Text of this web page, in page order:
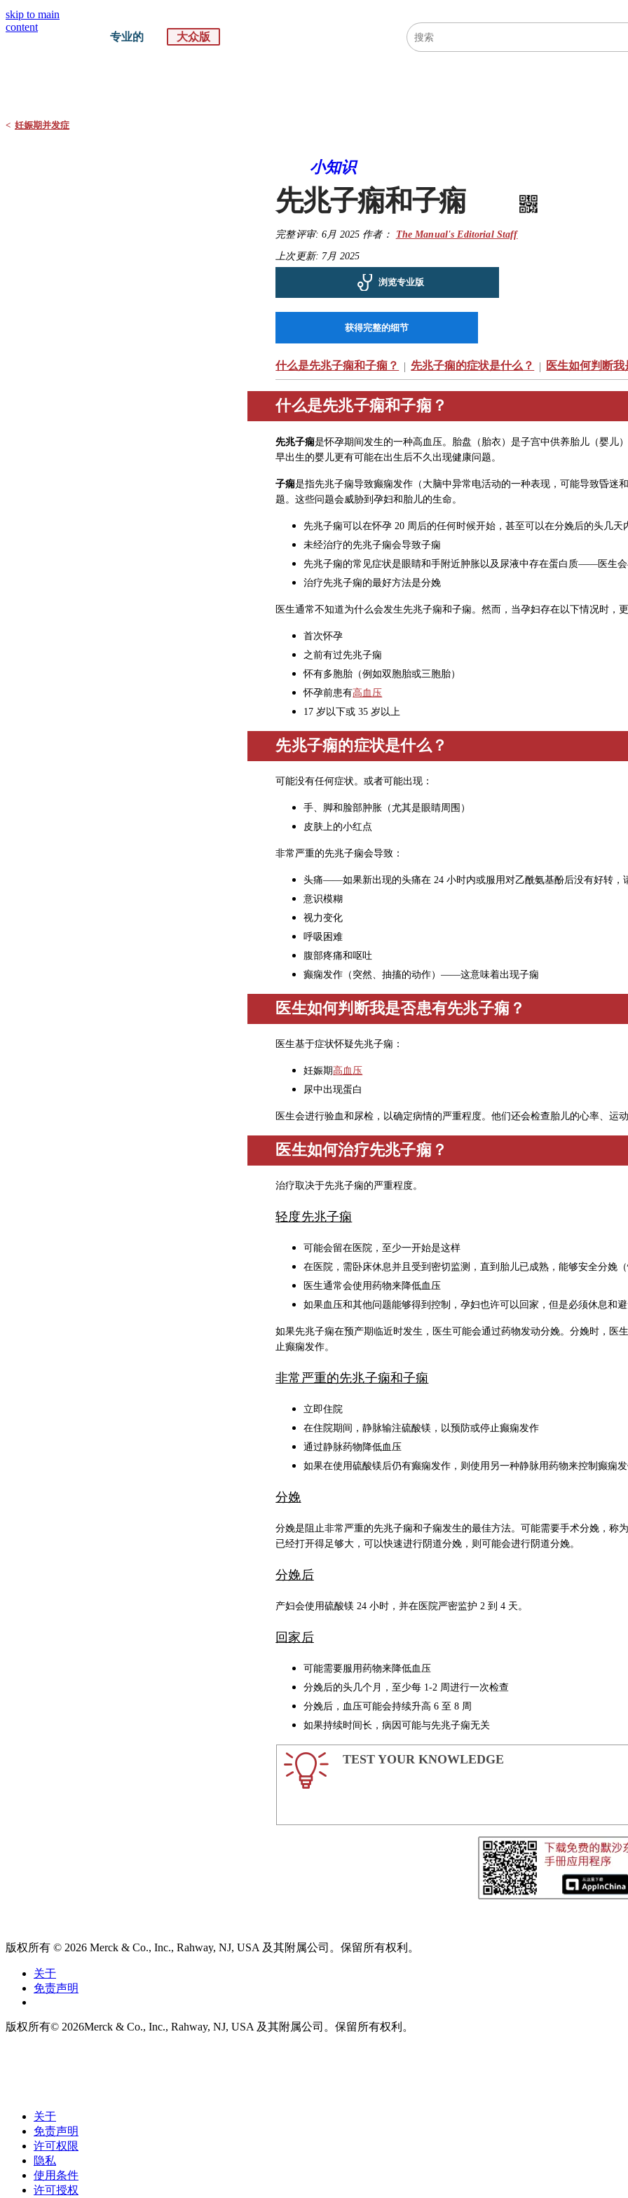
skip to main
content
专业的
大众版
< 妊娠期并发症
小知识
先兆子痫和子痫
完整评审: 6月 2025 作者： The Manual's Editorial Staff
上次更新: 7月 2025
浏览专业版
获得完整的细节
什么是先兆子痫和子痫？ | 先兆子痫的症状是什么？ | 医生如何判断
什么是先兆子痫和子痫？
先兆子痫是怀孕期间发生的一种高血压。胎盘（胎衣）是子宫中供养胎儿（婴儿
早出生的婴儿更有可能在出生后不久出现健康问题。
子痫是指先兆子痫导致癫痫发作（大脑中异常电活动的一种表现，可能导致昏迷
题。这些问题会威胁到孕妇和胎儿的生命。
先兆子痫可以在怀孕 20 周后的任何时候开始，甚至可以在分娩后的头几天
未经治疗的先兆子痫会导致子痫
先兆子痫的常见症状是眼睛和手附近肿胀以及尿液中存在蛋白质——医生
治疗先兆子痫的最好方法是分娩
医生通常不知道为什么会发生先兆子痫和子痫。然而，当孕妇存在以下情况时，
首次怀孕
之前有过先兆子痫
怀有多胞胎（例如双胞胎或三胞胎）
怀孕前患有高血压
17 岁以下或 35 岁以上
先兆子痫的症状是什么？
可能没有任何症状。或者可能出现：
手、脚和脸部肿胀（尤其是眼睛周围）
皮肤上的小红点
非常严重的先兆子痫会导致：
头痛——如果新出现的头痛在 24 小时内或服用对乙酰氨基酚后没有好转，
意识模糊
视力变化
呼吸困难
腹部疼痛和呕吐
癫痫发作（突然、抽搐的动作）——这意味着出现子痫
医生如何判断我是否患有先兆子痫？
医生基于症状怀疑先兆子痫：
妊娠期高血压
尿中出现蛋白
医生会进行验血和尿检，以确定病情的严重程度。他们还会检查胎儿的心率、运动
医生如何治疗先兆子痫？
治疗取决于先兆子痫的严重程度。
轻度先兆子痫
可能会留在医院，至少一开始是这样
在医院，需卧床休息并且受到密切监测，直到胎儿已成熟，能够安全分娩（
医生通常会使用药物来降低血压
如果血压和其他问题能够得到控制，孕妇也许可以回家，但是必须休息和
如果先兆子痫在预产期临近时发生，医生可能会通过药物发动分娩。分娩时，医
止癫痫发作。
非常严重的先兆子痫和子痫
立即住院
在住院期间，静脉输注硫酸镁，以预防或停止癫痫发作
通过静脉药物降低血压
如果在使用硫酸镁后仍有癫痫发作，则使用另一种静脉用药物来控制癫痫
分娩
分娩是阻止非常严重的先兆子痫和子痫发生的最佳方法。可能需要手术分娩，称
已经打开得足够大，可以快速进行阴道分娩，则可能会进行阴道分娩。
分娩后
产妇会使用硫酸镁 24 小时，并在医院严密监护 2 到 4 天。
回家后
可能需要服用药物来降低血压
分娩后的头几个月，至少每 1-2 周进行一次检查
分娩后，血压可能会持续升高 6 至 8 周
如果持续时间长，病因可能与先兆子痫无关
TEST YOUR KNOWLEDGE
版权所有 © 2026 Merck & Co., Inc., Rahway, NJ, USA 及其附属公司。保留所有权利。
关于
免责声明
版权所有© 2026Merck & Co., Inc., Rahway, NJ, USA 及其附属公司。保留所有权利。
关于
免责声明
许可权限
隐私
使用条件
许可授权